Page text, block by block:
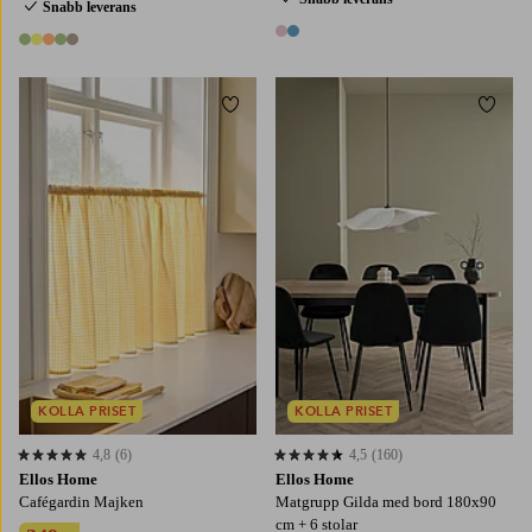
Snabb leverans
5 färger 2 färger
Ellos Home
Cafégardin Majken
4,8 baserat på 6 st betyg
4,8 (6)
KOLLA PRISET
Lägg till i favoriter
Ellos Home
Matgrupp Gilda med bord 180x90
cm + 6 stolar
4,5 baserat på 160 st betyg
4,5 (160)
KOLLA PRISET